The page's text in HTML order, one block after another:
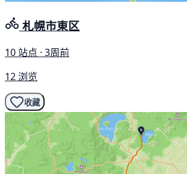
札幌市東区
10 站点 · 3周前
12 浏览
收藏